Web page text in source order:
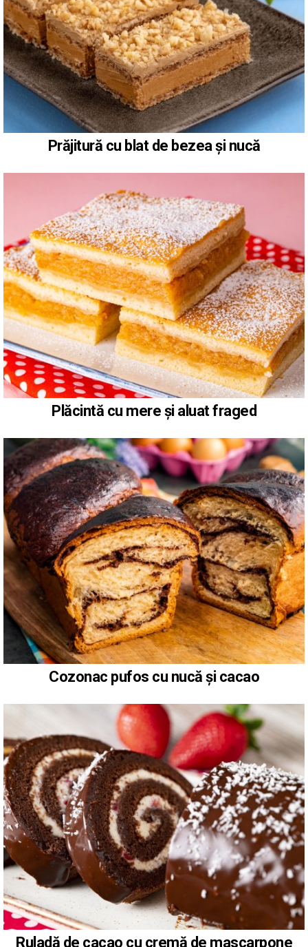
Prăjitură cu blat de bezea și nucă
Plăcintă cu mere și aluat fraged
Cozonac pufos cu nucă și cacao
Ruladă de cacao cu cremă de mascarpone